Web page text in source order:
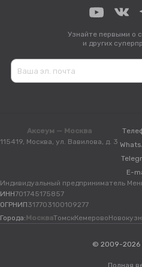
Узнайте первыми о
и других
Аксеум — Москва
115419, Москва, ул. Вавилова, д. 3
E-
Индивидуальный предприниматель
ИНН701745175857
ОГРНИП317703100109277
Города: МоскваТомскКемерово
© 2009-2026
Полная